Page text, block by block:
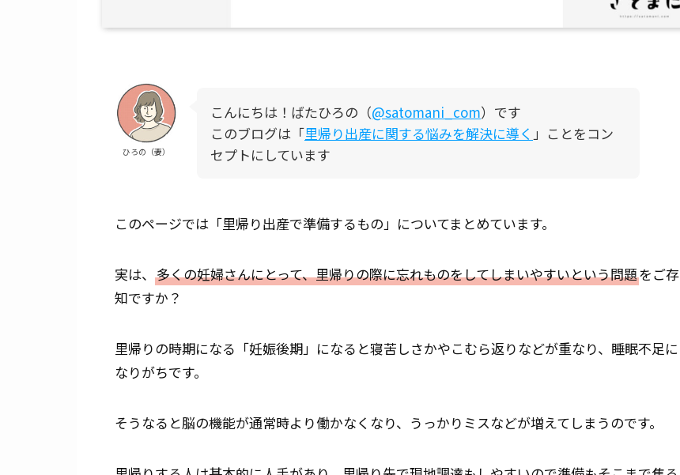
ひろの（妻）
こんにちは！ばたひろの（@satomani_com）です
このブログは「里帰り出産に関する悩みを解決に導く 」ことをコン
セプトにしています
このページでは「里帰り出産で準備するもの」についてまとめています。
実は、 多くの妊婦さんにとって、里帰りの際に忘れものをしてしまいやすいという問題をご存
知ですか？
里帰りの時期になる「妊娠後期」になると寝苦しさかやこむら返りなどが重なり、睡眠不足に
なりがちです。
そうなると脳の機能が通常時より働かなくなり、うっかりミスなどが増えてしまうのです。